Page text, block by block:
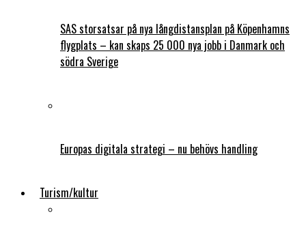
SAS storsatsar på nya långdistansplan på Köpenhamns
flygplats – kan skaps 25 000 nya jobb i Danmark och
södra Sverige
Europas digitala strategi – nu behövs handling
Turism/kultur